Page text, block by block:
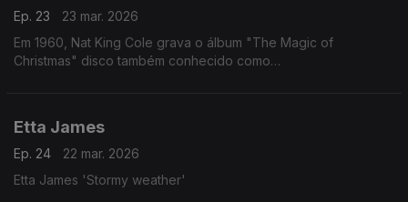
Ep. 23
23 mar. 2026
Em 1960, Nat King Cole grava o álbum "The Magic of
Christmas" disco também conhecido como
Etta James
Ep. 24
22 mar. 2026
Etta James 'Stormy weather'